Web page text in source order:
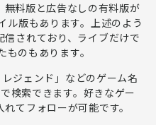
無料版と広告なしの有料版が
ル版もあります。上述のよう
されており、 ライブだけで
ものもあります。
ジェンド」などのゲーム名
検索できます。好きなゲー
れてフォローが可能です。